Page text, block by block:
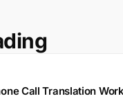
Call Translation